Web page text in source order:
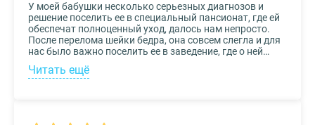
У моей бабушки несколько серьезных диагнозов и
решение поселить ее в специальный пансионат, где ей
обеспечат полноценный уход, далось нам непросто.
После перелома шейки бедра, она совсем слегла и для
нас было важно поселить ее в заведение, где о ней
будут заботиться круглосуточно. Остановили выбор
на реабилитационном центре Медвежьи Озера
Читать ещё